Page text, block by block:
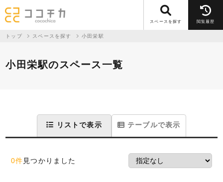
スペースを探す 閲覧履歴
トップ スペースを探す 小田栄駅
小田栄駅のスペース一覧
リストで表示 テーブルで表示
0件 見つかりました